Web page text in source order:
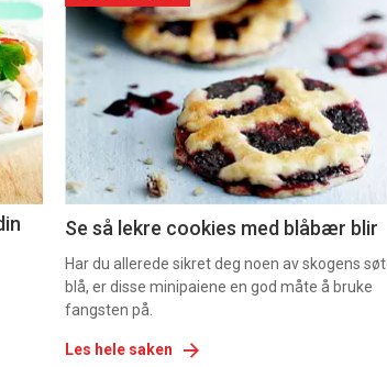
akkurat
nå
6
Se så lekre cookies med blåbær blir
Har du allerede sikret deg noen av skogens
blå, er disse minipaiene en god måte å bruke
fangsten på.
Les hele saken